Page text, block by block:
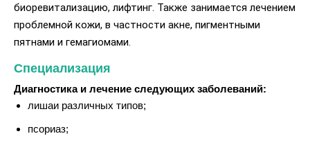
биоревитализацию, лифтинг. Также занимается лечением
проблемной кожи, в частности акне, пигментными
пятнами и гемагиомами.
Специализация
Диагностика и лечение следующих заболеваний:
лишаи различных типов;
псориаз;